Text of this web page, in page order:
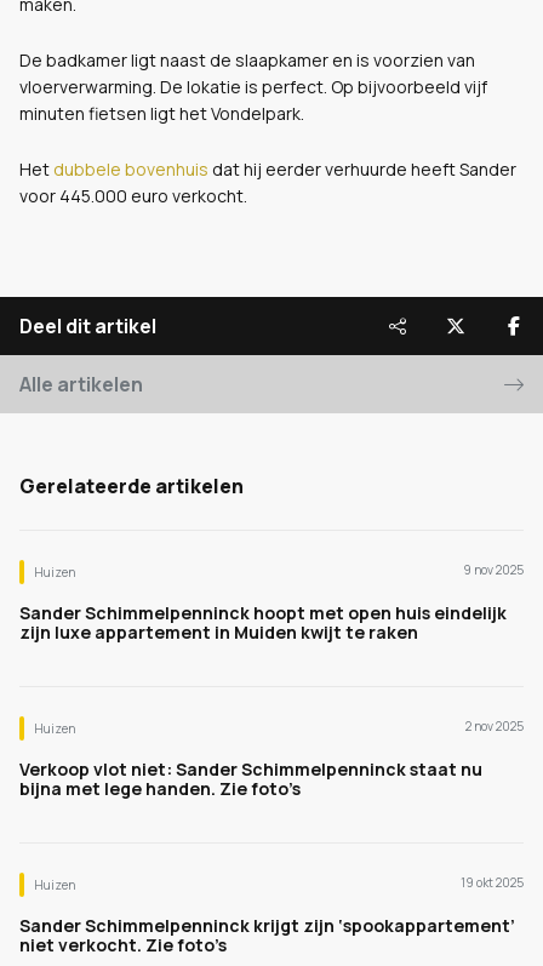
De badkamer ligt naast de slaapkamer en is voorzien van
vloerverwarming. De lokatie is perfect. Op bijvoorbeeld vijf
minuten fietsen ligt het Vondelpark.
Het dubbele bovenhuis dat hij eerder verhuurde heeft Sander
voor 445.000 euro verkocht.
Deel dit artikel
Alle artikelen
Gerelateerde artikelen
Huizen 9 nov 2025
Sander Schimmelpenninck hoopt met open huis eindelijk
zijn luxe appartement in Muiden kwijt te raken
Huizen 2 nov 2025
Verkoop vlot niet: Sander Schimmelpenninck staat nu
bijna met lege handen. Zie foto’s
Huizen 19 okt 2025
Sander Schimmelpenninck krijgt zijn ‘spookappartement’
niet verkocht. Zie foto’s